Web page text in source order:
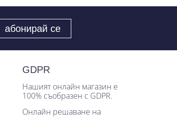
GDPR
Нашият онлайн магазин е
100% съобразен с GDPR.
Онлайн решаване на